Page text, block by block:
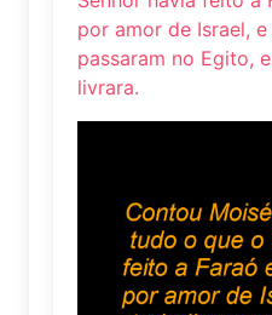
por amor de Israel,
passaram no Egito,
livrara.